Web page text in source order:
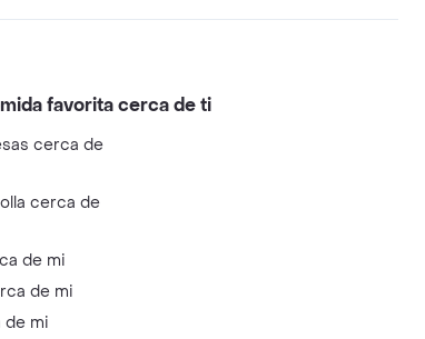
favorita cerca de ti
cerca de
cerca de
de mi
de mi
de mi